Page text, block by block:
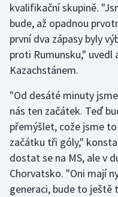
Short track
Sportovní střelba
Stolní tenis
Triatlon
Veslování
Vodní slalom
Volejbal
kvalifikační skupině.
bude, až opadnou
první dva zápasy byly
proti Rumunsku," uvedl
Kazachstánem.
"Od desáté minuty
nás ten začátek. Teď
přemýšlet, cože jsme
začátku tři góly,"
dostat se na MS, ale v
Chorvatsko. "Oni mají
generaci, bude to ještě